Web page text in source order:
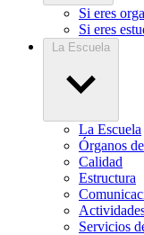
Si eres
Si eres
La Escuela
La Escuela
Órganos
Calidad
Estructura
Servicios